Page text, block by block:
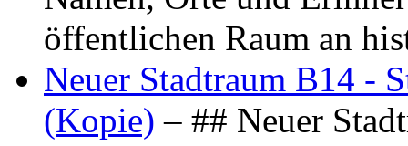
öffentlichen Raum an
Neuer Stadtraum B14 -
(Kopie) – ## Neuer